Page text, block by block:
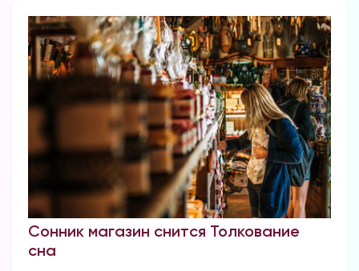
Сонник магазин снится Толкование
сна